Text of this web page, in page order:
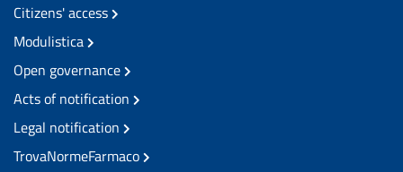
Citizens' access
Modulistica
Open governance
Acts of notification
Legal notification
TrovaNormeFarmaco